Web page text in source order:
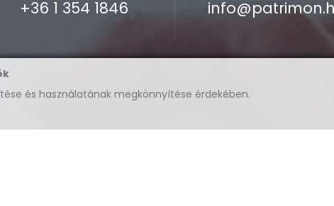
+36 1 354 1846
és használatának megkönnyítése érdekében.